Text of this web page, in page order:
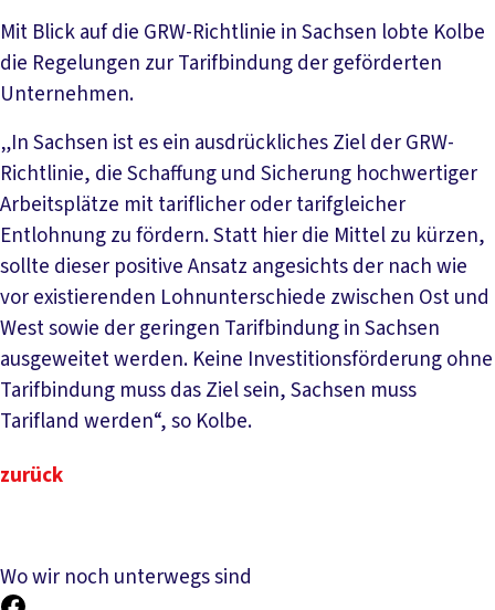
Mit Blick auf die GRW-Richtlinie in Sachsen lobte Kolbe
die Regelungen zur Tarifbindung der geförderten
Unternehmen.
„In Sachsen ist es ein ausdrückliches Ziel der GRW-
Richtlinie, die Schaffung und Sicherung hochwertiger
Arbeitsplätze mit tariflicher oder tarifgleicher
Entlohnung zu fördern. Statt hier die Mittel zu kürzen,
sollte dieser positive Ansatz angesichts der nach wie
vor existierenden Lohnunterschiede zwischen Ost und
West sowie der geringen Tarifbindung in Sachsen
ausgeweitet werden. Keine Investitionsförderung ohne
Tarifbindung muss das Ziel sein, Sachsen muss
Tarifland werden“, so Kolbe.
zurück
Wo wir noch unterwegs sind